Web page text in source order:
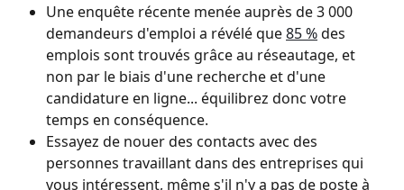
Une enquête récente menée auprès de 3 000
demandeurs d'emploi a révélé que 85 % des
emplois sont trouvés grâce au réseautage, et
non par le biais d'une recherche et d'une
candidature en ligne... équilibrez donc votre
temps en conséquence.
Essayez de nouer des contacts avec des
personnes travaillant dans des entreprises qui
vous intéressent, même s'il n'y a pas de poste à